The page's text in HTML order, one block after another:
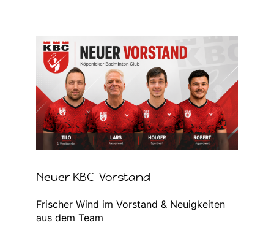
Zeige
grösseres
Bild
Neuer KBC-Vorstand
Frischer Wind im Vorstand & Neuigkeiten
aus dem Team